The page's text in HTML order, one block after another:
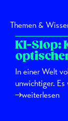
Themen &
KI-Slop:
In einer Welt
unwichtiger.
weiterlesen